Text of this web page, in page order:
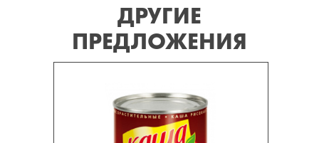
ДРУГИЕ
ПРЕДЛОЖЕНИЯ